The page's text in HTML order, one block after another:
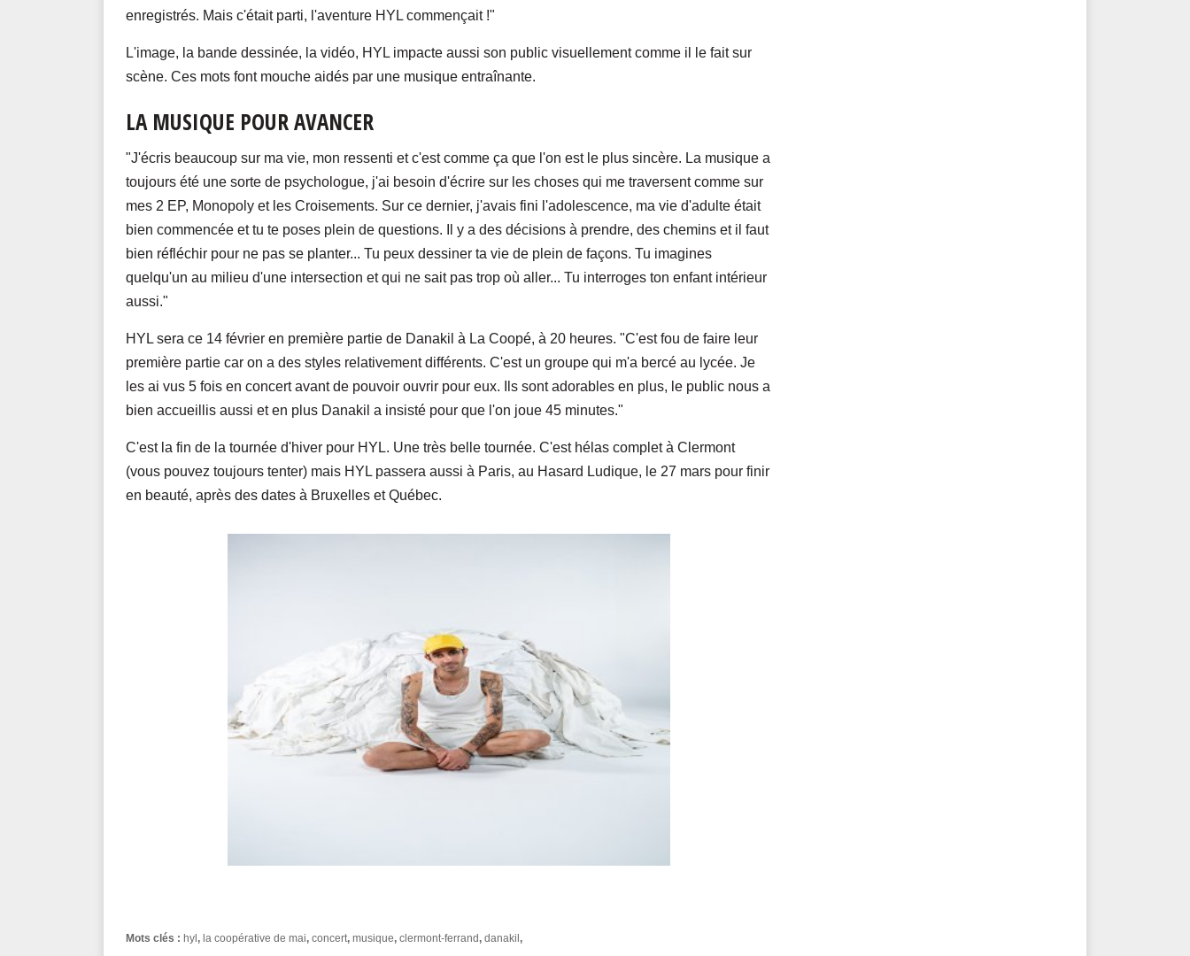
enregistrés. Mais c'était parti, l'aventure HYL commençait !"
L'image, la bande dessinée, la vidéo, HYL impacte aussi son public visuellement comme il le fait sur
scène. Ces mots font mouche aidés par une musique entraînante.
LA MUSIQUE POUR AVANCER
"J'écris beaucoup sur ma vie, mon ressenti et c'est comme ça que l'on est le plus sincère. La musique a
toujours été une sorte de psychologue, j'ai besoin d'écrire sur les choses qui me traversent comme sur
mes 2 EP, Monopoly et les Croisements. Sur ce dernier, j'avais fini l'adolescence, ma vie d'adulte était
bien commencée et tu te poses plein de questions. Il y a des décisions à prendre, des chemins et il faut
bien réfléchir pour ne pas se planter... Tu peux dessiner ta vie de plein de façons. Tu imagines
quelqu'un au milieu d'une intersection et qui ne sait pas trop où aller... Tu interroges ton enfant intérieur
aussi."
HYL sera ce 14 février en première partie de Danakil à La Coopé, à 20 heures. "C'est fou de faire leur
première partie car on a des styles relativement différents. C'est un groupe qui m'a bercé au lycée. Je
les ai vus 5 fois en concert avant de pouvoir ouvrir pour eux. Ils sont adorables en plus, le public nous a
bien accueillis aussi et en plus Danakil a insisté pour que l'on joue 45 minutes."
C'est la fin de la tournée d'hiver pour HYL. Une très belle tournée. C'est hélas complet à Clermont
(vous pouvez toujours tenter) mais HYL passera aussi à Paris, au Hasard Ludique, le 27 mars pour finir
en beauté, après des dates à Bruxelles et Québec.
Mots clés : hyl , la coopérative de mai, concert, musique, clermont-ferrand, danakil ,